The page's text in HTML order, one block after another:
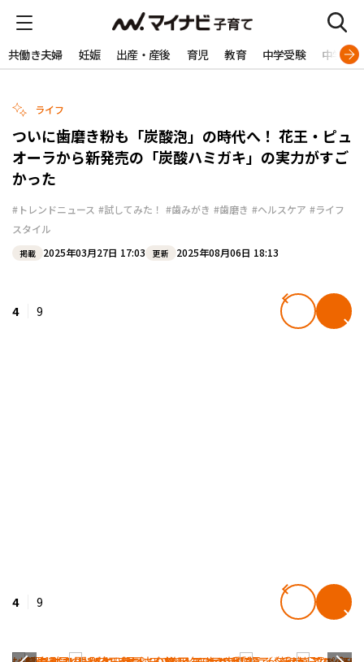
共働き夫婦 妊娠 出産・産後 育児 教育 中学受験 中学生
ライフ
ついに歯磨き粉も「炭酸泡」の時代へ！ 花王・ピュ
オーラから新発売の「炭酸ハミガキ」の実力がすご
かった
#トレンドニュース #試してみた！ #歯みがき #歯磨き #ヘルスケア #ライフ
スタイル
掲載 2025年03月27日 17:03 更新 2025年08月06日 18:13
4 9
4 9